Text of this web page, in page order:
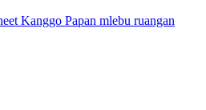
Kanggo Papan mlebu ruangan